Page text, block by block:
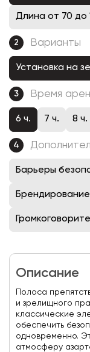
Длина от 70 до
2 Варианты
Установка на
3 Время
6 ч. 7 ч. 8 ч.
4
Барьеры
Описание
Полоса
и зрелищного
классические
обеспечить
одновременно.
атмосферу